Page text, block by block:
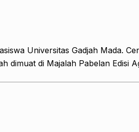
Universitas Gadjah Mada.
dimuat di Majalah Pabelan Edisi